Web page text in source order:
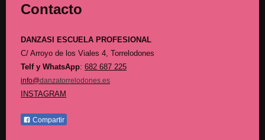
Contacto
DANZASI ESCUELA PROFESIONAL
C/ Arroyo de los Viales 4, Torrelodones
Telf y WhatsApp: 682 687 225
info@danzatorrelodones.es
INSTAGRAM
Compartir